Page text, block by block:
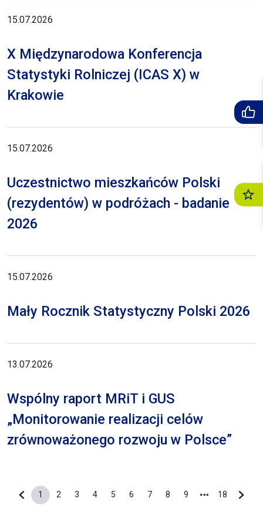
15.07.2026
X Międzynarodowa Konferencja
Statystyki Rolniczej (ICAS X) w
Krakowie
15.07.2026
Uczestnictwo mieszkańców Polski
(rezydentów) w podróżach - badanie
2026
15.07.2026
Mały Rocznik Statystyczny Polski 2026
13.07.2026
Wspólny raport MRiT i GUS
„Monitorowanie realizacji celów
zrównoważonego rozwoju w Polsce”
Poprzednia strona
Bieżąca strona
1
Strona
2
Strona
3
Strona
4
Strona
5
Strona
6
Strona
7
Strona
8
Strona
9
Ostatnia
18